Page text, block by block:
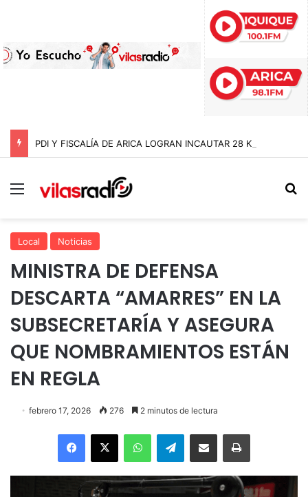
Menú
Local Noticias
MINISTRA DE DEFENSA
DESCARTA “AMARRES” EN LA
SUBSECRETARÍA Y ASEGURA
QUE NOMBRAMIENTOS ESTÁN
EN REGLA
febrero 17, 2026 276 2 minutos de lectura
Facebook
X WhatsAppTelegramEnviar vía email Imprimir